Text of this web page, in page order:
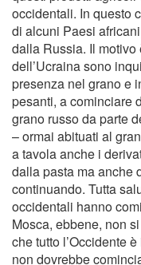
occidentali. In questo
di alcuni Paesi
dalla Russia. Il
dell’Ucraina sono
presenza nel grano e
pesanti, a cominciare
grano russo da parte
– ormai abituati al
a tavola anche i
dalla pasta ma anche
continuando. Tutta
occidentali hanno
Mosca, ebbene, non
che tutto l’Occidente
non dovrebbe